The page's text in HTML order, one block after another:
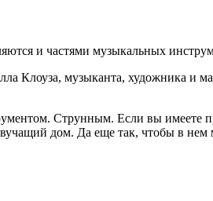
и частями музыкальных
Клоуза, музыканта, художника и
Струнным. Если вы имеете
дом. Да еще так, чтобы в